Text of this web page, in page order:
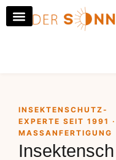
INSEKTENSCHUTZ-
EXPERTE SEIT 1991 ·
MASSANFERTIGUNG
Insektensch